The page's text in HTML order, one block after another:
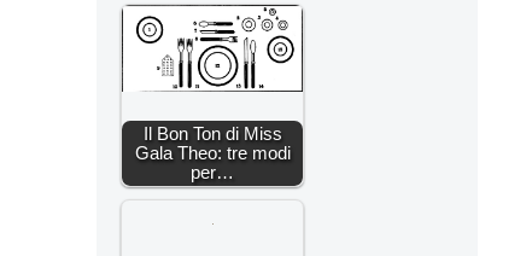
Il Bon Ton di Miss
Gala Theo: tre modi
per…